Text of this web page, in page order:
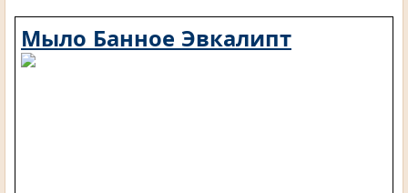
Мыло Банное Эвкалипт